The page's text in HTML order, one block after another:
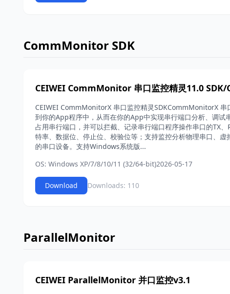
CommMonitor SDK
CEIWEI CommMonitor 串口监控精灵11.0 SDK/
CEIWEI CommMonitorX 串口监控精灵SDKCommMonitorX 串
到你的App程序中，从而在你的App中实现串行端口分析、调试
占用串行端口，并可以拦截、记录串行端口程序操作串口的TX
特率、数据位、停止位、校验位等；支持监控分析物理串口、虚
的串口设备。支持Windows系统版...
OS: Windows XP/7/8/10/11 (32/64-bit)2026-05-17
Download Downloads: 110
ParallelMonitor
CEIWEI ParallelMonitor 并口监控v3.1